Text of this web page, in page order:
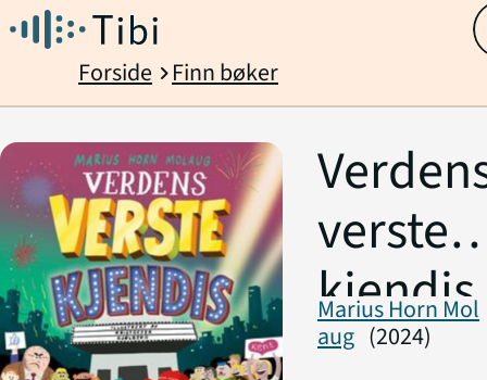
Forside chevron_rightFinn bøker
verste
kjendis
Marius Horn Mol
aug (2024)